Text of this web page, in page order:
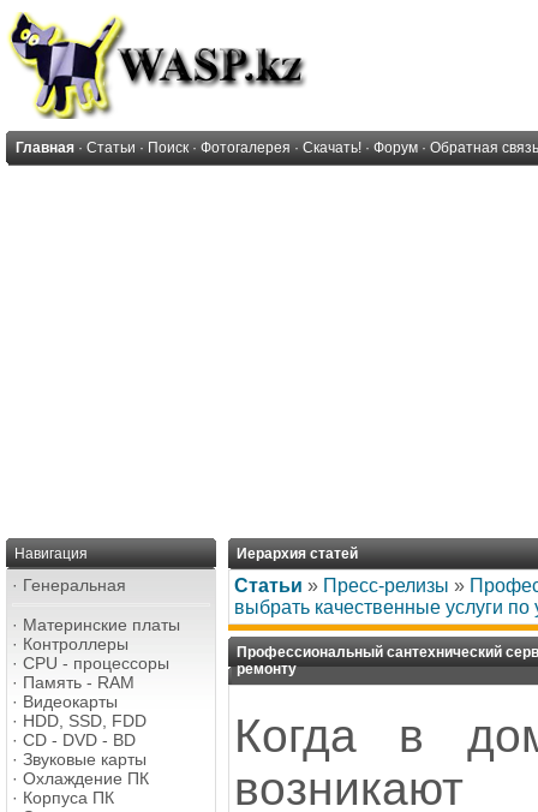
Главная · Статьи · Поиск · Фотогалерея · Скачать! · Форум · Обратная связь
Навигация
· Генеральная
· Материнские платы
· Контроллеры
· CPU - процессоры
· Память - RAM
· Видеокарты
· HDD, SSD, FDD
· CD - DVD - BD
· Звуковые карты
· Охлаждение ПК
· Корпуса ПК
Иерархия статей
Статьи » Пресс-релизы »
выбрать качественные услуги по
Профессиональный сантехнический
ремонту
Когда в
возникают